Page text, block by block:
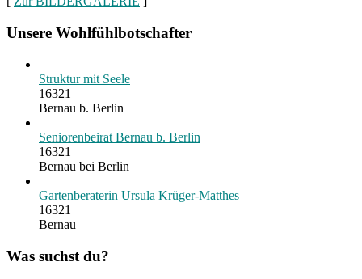
Unsere Wohlfühlbotschafter
Struktur mit Seele
16321
Bernau b. Berlin
Seniorenbeirat Bernau b. Berlin
16321
Bernau bei Berlin
Gartenberaterin Ursula Krüger-Matthes
16321
Bernau
Was suchst du?